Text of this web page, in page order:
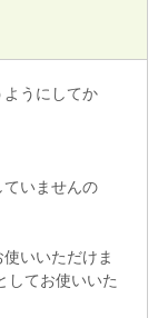
うにしてか
いませんの
いいただけま
してお使いいた